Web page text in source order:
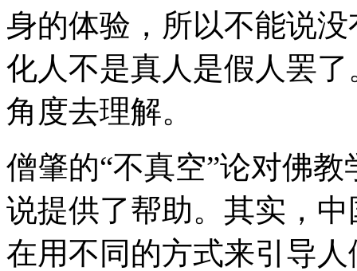
身的体验，所以不能说
化人不是真人是假人罢
角度去理解。
僧肇的“不真空”论对佛
说提供了帮助。其实，
在用不同的方式来引导